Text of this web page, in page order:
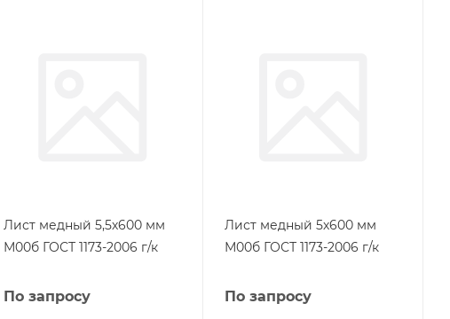
Лист медный 5,5х600 мм
М00б ГОСТ 1173-2006 г/к
По запросу
Лист медный 5х600 мм
М00б ГОСТ 1173-2006 г/к
По запросу